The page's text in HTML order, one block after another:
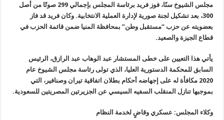
مجلس الشيوخ سنًا، فوز فريد برئاسة المجلس بإجمالي 299 صوتًا من أصل
300، بعد تشكيل لجنة صورية لإدارة العملية الانتخابية. وكان فريد قد فاز
بعضويته عن حزب “مستقبل وطن” بمحافظة المنيا ضمن قائمة الحزب في
قطاع الجيزة والصعيد.
يأتي هذا التعيين على خطى المستشار عبد الوهاب عبد الرازق، الرئيس
السابق للمحكمة الدستورية العليا، الذي تولى رئاسة مجلس الشيوخ عام
2020 مكافأة له على إجهاضه أحكام بطلان اتفاقية تيران وصنافير، التي
بموجبها تنازل المنقلب السفيه السيسي عن الجزيرتين المصريتين للسعودية.
وكلاء المجلس: عسكري وقاضٍ لخدمة النظام